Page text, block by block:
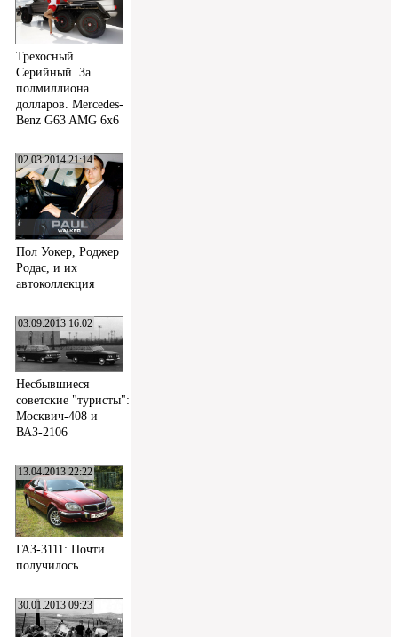
Трехосный.
Серийный. За
полмиллиона
долларов. Mercedes-
Benz G63 AMG 6x6
02.03.2014 21:14
Пол Уокер, Роджер
Родас, и их
автоколлекция
03.09.2013 16:02
Несбывшиеся
советские "туристы":
Москвич-408 и
ВАЗ-2106
13.04.2013 22:22
ГАЗ-3111: Почти
получилось
30.01.2013 09:23